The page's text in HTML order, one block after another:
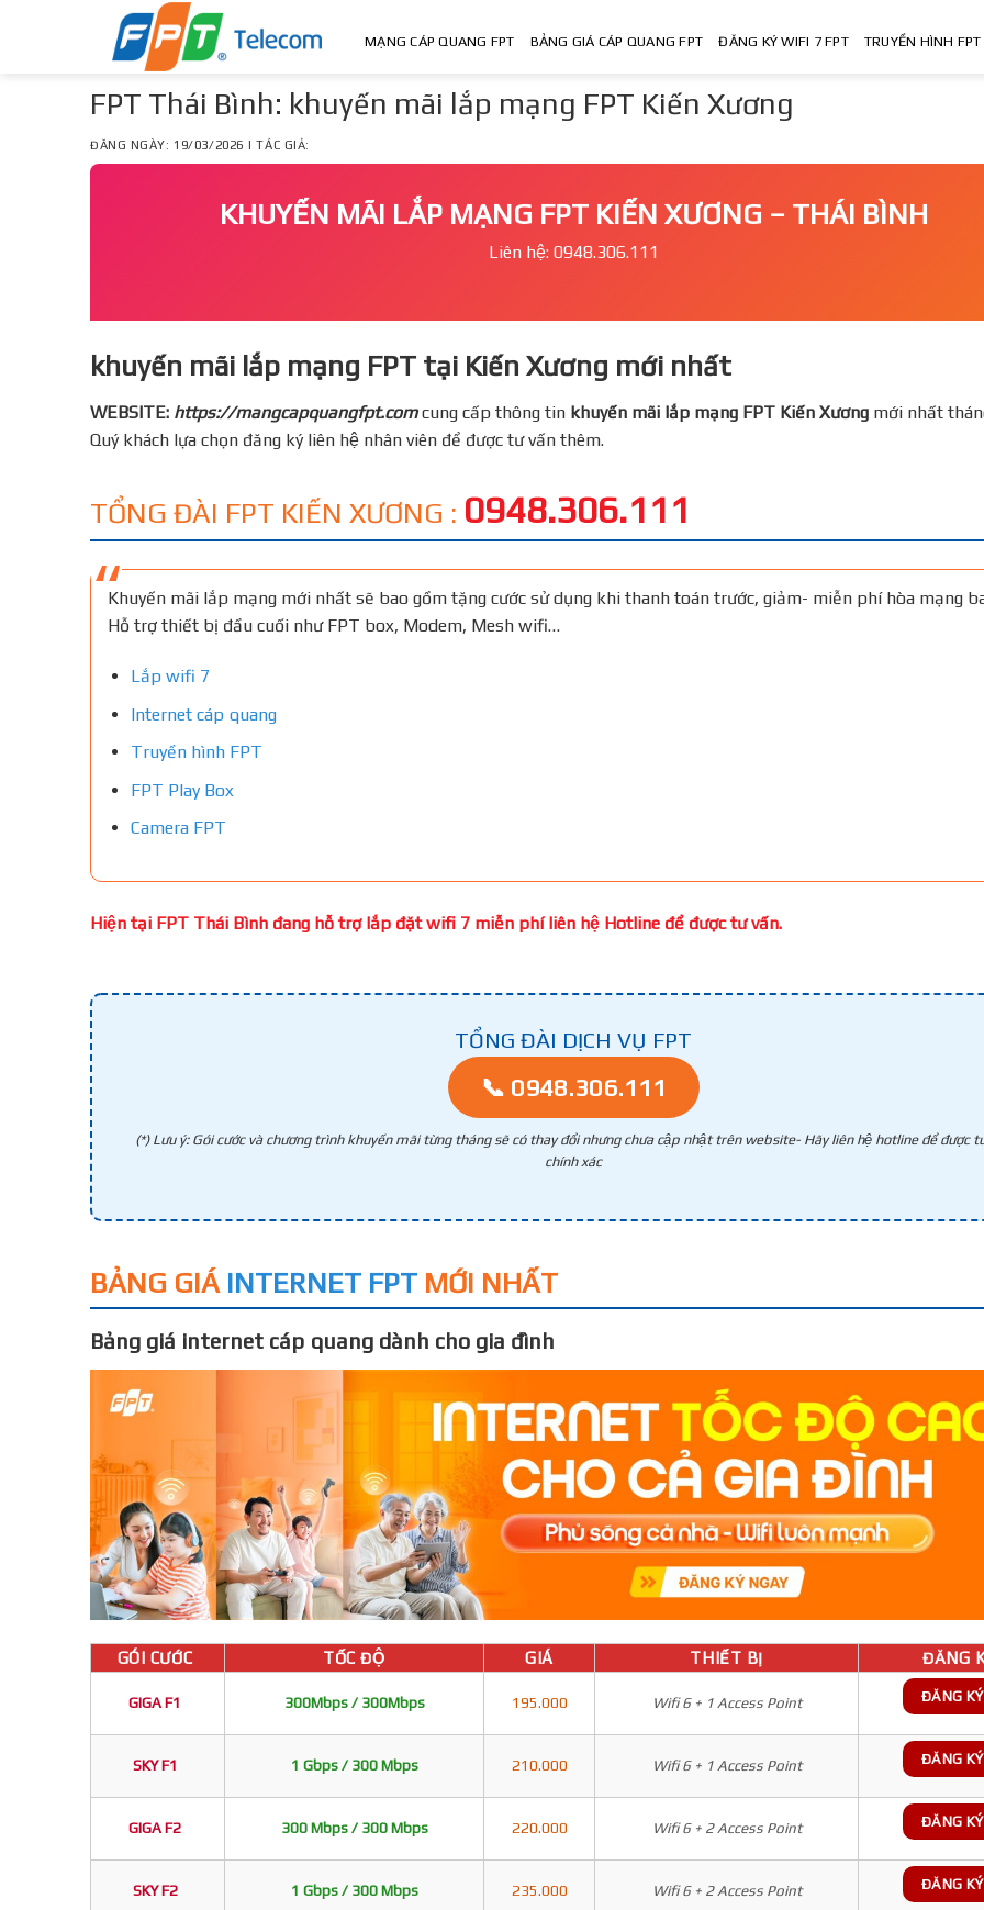
MẠNG CÁP QUANG FPT BẢNG GIÁ CÁP QUANG FPT ĐĂNG KÝ WIFI 7 FPT TRUYỀN HÌNH FPT
FPT Thái Bình: khuyến mãi lắp mạng FPT Kiến Xương
ĐĂNG NGÀY: 19/03/2026 | TÁC GIẢ:
KHUYẾN MÃI LẮP MẠNG FPT KIẾN XƯƠNG – THÁI BÌNH
Liên hệ: 0948.306.111
khuyến mãi lắp mạng FPT tại Kiến Xương mới nhất
WEBSITE: https://mangcapquangfpt.comcung cấp thông tin khuyến mãi lắp mạng FPT Kiến Xương mới nhất
Quý khách lựa chọn đăng ký liên hệ nhân viên để được tư vấn thêm.
TỔNG ĐÀI FPT KIẾN XƯƠNG : 0948.306.111
Khuyến mãi lắp mạng mới nhất sẽ bao gồm tặng cước sử dụng khi thanh toán trước, giảm- miễn phí hòa mạng
Hỗ trợ thiết bị đầu cuối như FPT box, Modem, Mesh wifi…
Lắp wifi 7
Internet cáp quang
Truyền hình FPT
FPT Play Box
Camera FPT
Hiện tại FPT Thái Bình đang hỗ trợ lắp đặt wifi 7 miễn phí liên hệ Hotline để được tư vấn.
TỔNG ĐÀI DỊCH VỤ FPT
📞 0948.306.111
(*) Lưu ý: Gói cước và chương trình khuyến mãi từng tháng sẽ có thay đổi nhưng chưa cập nhật trên website- Hãy liên hệ hotline để được
chính xác
BẢNG GIÁ INTERNET FPT MỚI NHẤT
Bảng giá internet cáp quang dành cho gia đình
GÓI CƯỚC TỐC ĐỘ GIÁ THIẾT BỊ ĐĂNG
GIGA F1 300Mbps / 300Mbps 195.000 Wifi 6 + 1 Access Point ĐĂNG KÝ
SKY F1 1 Gbps / 300 Mbps 210.000 Wifi 6 + 1 Access Point ĐĂNG KÝ
GIGA F2 300 Mbps / 300 Mbps 220.000 Wifi 6 + 2 Access Point ĐĂNG KÝ
SKY F2 1 Gbps / 300 Mbps 235.000 Wifi 6 + 2 Access Point ĐĂNG KÝ